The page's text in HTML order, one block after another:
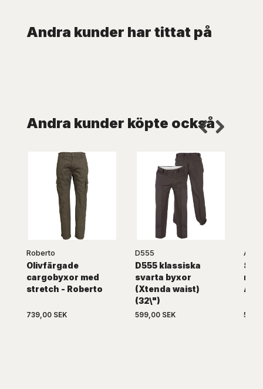
Andra kunder har tittat på
Andra kunder köpte också
Roberto
Olivfärgade
cargobyxor med
stretch - Roberto
739,00 SEK
D555
D555 klassiska
svarta byxor
(Xtenda waist)
(32\")
599,00 SEK